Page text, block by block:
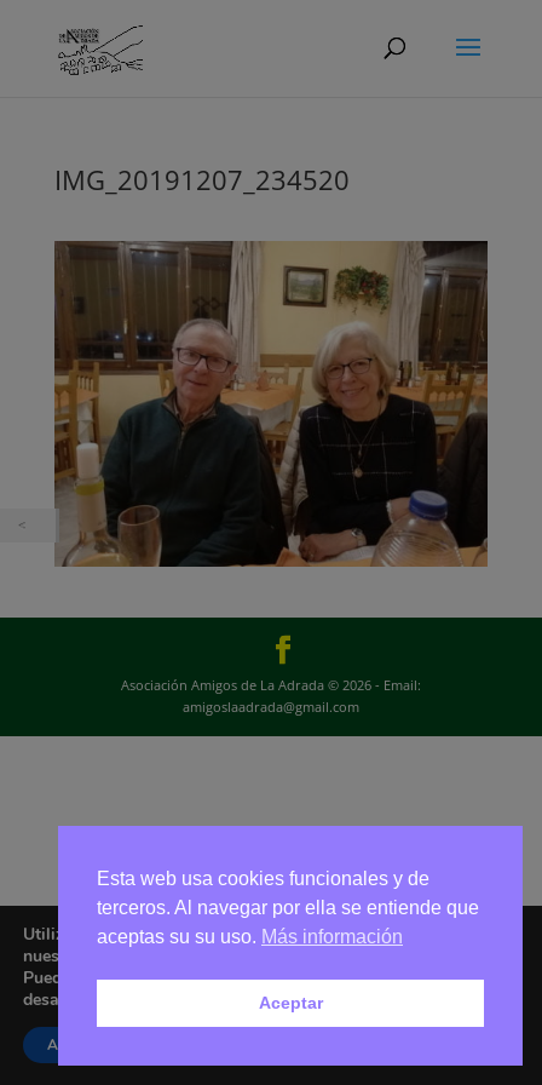
IMG_20191207_234520
Asociación Amigos de La Adrada © 2026 - Email:
amigoslaadrada@gmail.com
Utilizamos cookies para ofrecerte la mejor experiencia en
nuestra web.
Puedes aprender más sobre qué cookies utilizamos o
desactivarlas en los
Aceptar
Esta web usa cookies funcionales y de
terceros. Al navegar por ella se entiende que
aceptas su su uso. Más información
Aceptar